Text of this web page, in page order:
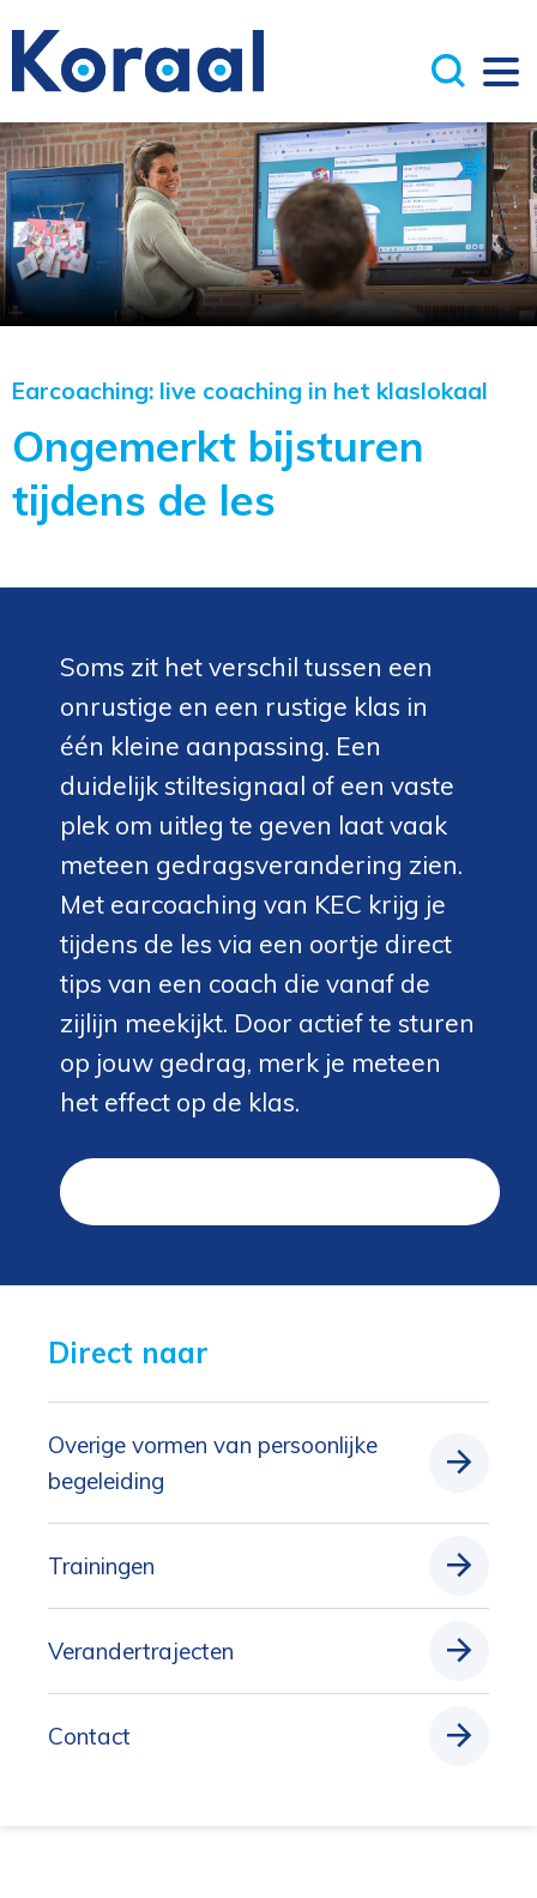
Earcoaching: live coaching in het klaslokaal
Ongemerkt bijsturen
tijdens de les
Soms zit het verschil tussen een
onrustige en een rustige klas in
één kleine aanpassing. Een
duidelijk stiltesignaal of een vaste
plek om uitleg te geven laat vaak
meteen gedragsverandering zien.
Met earcoaching van KEC krijg je
tijdens de les via een oortje direct
tips van een coach die vanaf de
zijlijn meekijkt. Door actief te sturen
op jouw gedrag, merk je meteen
het effect op de klas.
Direct naar
Overige vormen van persoonlijke
begeleiding
Trainingen
Verandertrajecten
Contact